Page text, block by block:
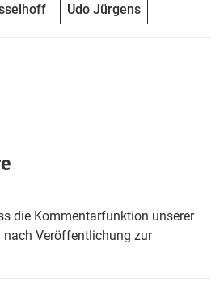
Udo Jürgens
die Kommentarfunktion unserer
nach Veröffentlichung zur